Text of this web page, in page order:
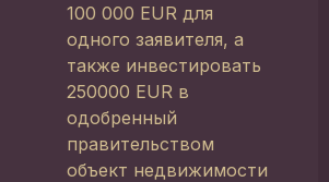
100 000 EUR для
одного заявителя, а
также инвестировать
250000 EUR в
одобренный
правительством
объект недвижимости